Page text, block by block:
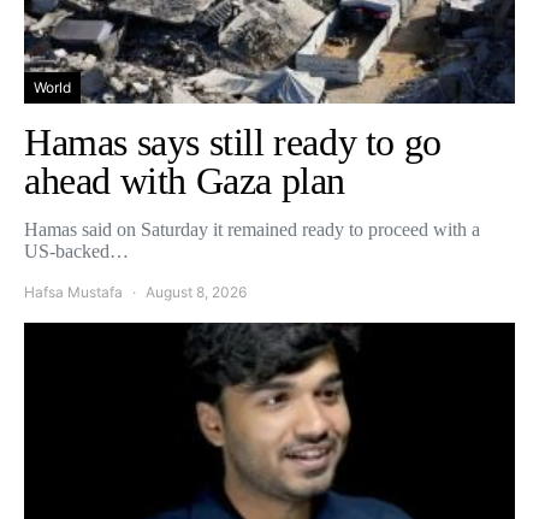
World
Hamas says still ready to go
ahead with Gaza plan
Hamas said on Saturday it remained ready to proceed with a
US-backed…
Hafsa Mustafa August 8, 2026